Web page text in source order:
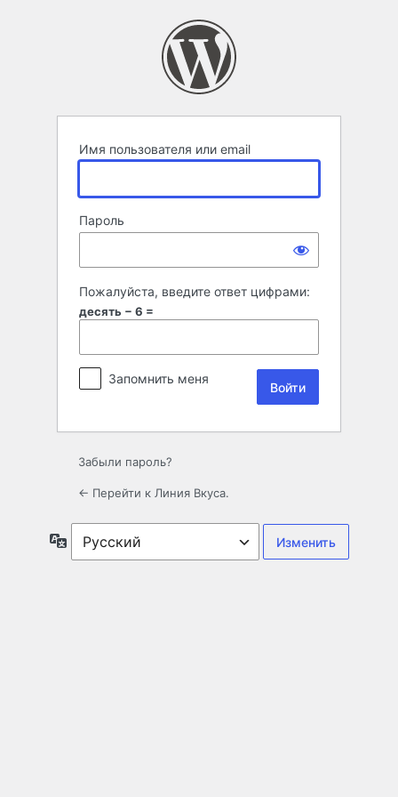
Имя пользователя или email
Пароль
Пожалуйста, введите ответ цифрами:
десять − 6 =
Запомнить меня
Забыли пароль?
← Перейти к Линия Вкуса.
Язык